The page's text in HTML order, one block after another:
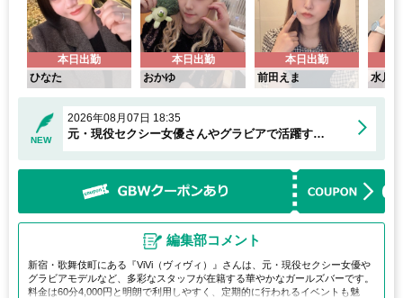
本日出勤
ひなた
本日出勤
おかゆ
本日出勤
前田えま
水月
NEW
2026年08月07日 18:35
元・現役セクシー女優さんやグラビアで活躍する女の子も在籍中！
編集部コメント
新宿・歌舞伎町にある『ViVi（ヴィヴィ）』さんは、元・現役セクシー女優や
グラビアモデルなど、多彩なスタッフが在籍する華やかなガールズバーです。
料金は60分4,000円と明朗で利用しやすく、定期的に行われるイベントも魅